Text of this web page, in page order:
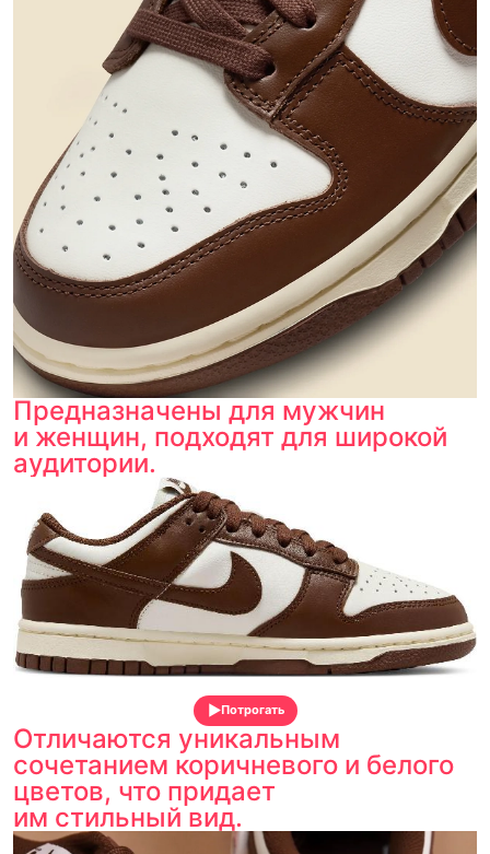
Предназначены для мужчин
и женщин, подходят для широкой
аудитории.
Потрогать
Отличаются уникальным
сочетанием коричневого и белого
цветов, что придает
им стильный вид.